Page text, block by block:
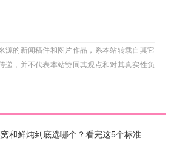
源的新闻稿件和图片作品，系本站转载自其它
递，并不代表本站赞同其观点和对其真实性负
孕早期想买燕窝，干燕窝和鲜炖到底选哪个？看完这5个标准再下单